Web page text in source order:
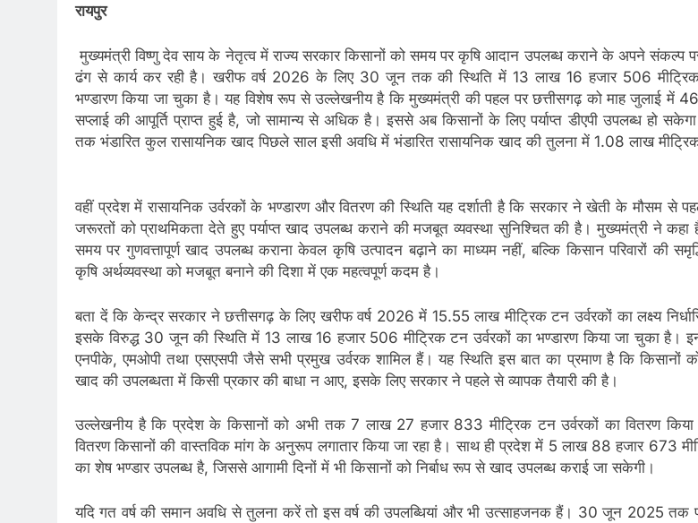
रायपुर
मुख्यमंत्री विष्णु देव साय के नेतृत्व में राज्य सरकार किसानों को समय पर कृषि आदान उपलब्ध कराने के अपने संकल्प पर
ढंग से कार्य कर रही है। खरीफ वर्ष 2026 के लिए 30 जून तक की स्थिति में 13 लाख 16 हजार 506 मीट्रिक
भण्डारण किया जा चुका है। यह विशेष रूप से उल्लेखनीय है कि मुख्यमंत्री की पहल पर छत्तीसगढ़ को माह जुलाई में
सप्लाई की आपूर्ति प्राप्त हुई है, जो सामान्य से अधिक है। इससे अब किसानों के लिए पर्याप्त डीएपी उपलब्ध हो
तक भंडारित कुल रासायनिक खाद पिछले साल इसी अवधि में भंडारित रासायनिक खाद की तुलना में 1.08 लाख
वहीं प्रदेश में रासायनिक उर्वरकों के भण्डारण और वितरण की स्थिति यह दर्शाती है कि सरकार ने खेती के मौसम से
जरूरतों को प्राथमिकता देते हुए पर्याप्त खाद उपलब्ध कराने की मजबूत व्यवस्था सुनिश्चित की है। मुख्यमंत्री ने कहा
समय पर गुणवत्तापूर्ण खाद उपलब्ध कराना केवल कृषि उत्पादन बढ़ाने का माध्यम नहीं, बल्कि किसान परिवारों की
कृषि अर्थव्यवस्था को मजबूत बनाने की दिशा में एक महत्वपूर्ण कदम है।
बता दें कि केन्द्र सरकार ने छत्तीसगढ़ के लिए खरीफ वर्ष 2026 में 15.55 लाख मीट्रिक टन उर्वरकों का लक्ष्य
इसके विरुद्ध 30 जून की स्थिति में 13 लाख 16 हजार 506 मीट्रिक टन उर्वरकों का भण्डारण किया जा चुका है।
एनपीके, एमओपी तथा एसएसपी जैसे सभी प्रमुख उर्वरक शामिल हैं। यह स्थिति इस बात का प्रमाण है कि किसानों
खाद की उपलब्धता में किसी प्रकार की बाधा न आए, इसके लिए सरकार ने पहले से व्यापक तैयारी की है।
उल्लेखनीय है कि प्रदेश के किसानों को अभी तक 7 लाख 27 हजार 833 मीट्रिक टन उर्वरकों का वितरण
वितरण किसानों की वास्तविक मांग के अनुरूप लगातार किया जा रहा है। साथ ही प्रदेश में 5 लाख 88 हजार 673
का शेष भण्डार उपलब्ध है, जिससे आगामी दिनों में भी किसानों को निर्बाध रूप से खाद उपलब्ध कराई जा सकेगी।
यदि गत वर्ष की समान अवधि से तुलना करें तो इस वर्ष की उपलब्धियां और भी उत्साहजनक हैं। 30 जून 2025 तक